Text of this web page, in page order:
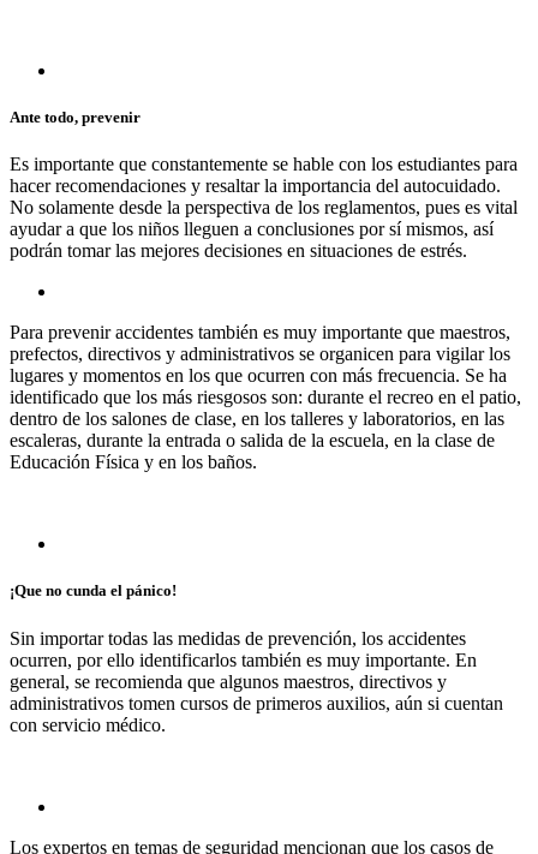
Ante todo, prevenir
Es importante que constantemente se hable con los estudiantes para
hacer recomendaciones y resaltar la importancia del autocuidado.
No solamente desde la perspectiva de los reglamentos, pues es vital
ayudar a que los niños lleguen a conclusiones por sí mismos, así
podrán tomar las mejores decisiones en situaciones de estrés.
Para prevenir accidentes también es muy importante que maestros,
prefectos, directivos y administrativos se organicen para vigilar los
lugares y momentos en los que ocurren con más frecuencia. Se ha
identificado que los más riesgosos son: durante el recreo en el patio,
dentro de los salones de clase, en los talleres y laboratorios, en las
escaleras, durante la entrada o salida de la escuela, en la clase de
Educación Física y en los baños.
¡Que no cunda el pánico!
Sin importar todas las medidas de prevención, los accidentes
ocurren, por ello identificarlos también es muy importante. En
general, se recomienda que algunos maestros, directivos y
administrativos tomen cursos de primeros auxilios, aún si cuentan
con servicio médico.
Los expertos en temas de seguridad mencionan que los casos de